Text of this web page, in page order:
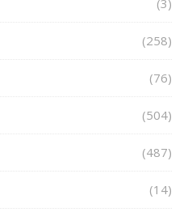
(3)
(258)
(76)
(504)
(487)
(14)